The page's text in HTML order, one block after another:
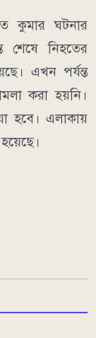
কুমার ঘটনার
শেষে নিহতের
এখন পর্যন্ত
করা হয়নি।
হবে। এলাকায়